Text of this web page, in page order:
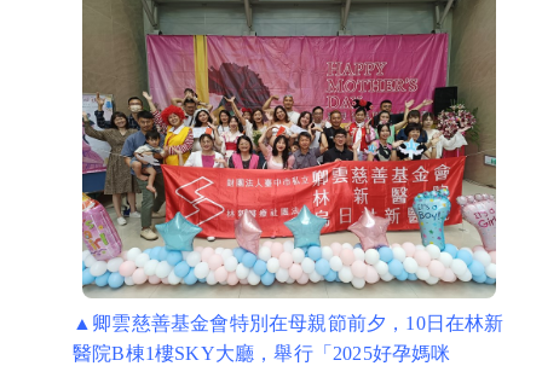
▲卿雲慈善基金會特別在母親節前夕，10日在林新
醫院B棟1樓SKY大廳，舉行「2025好孕媽咪